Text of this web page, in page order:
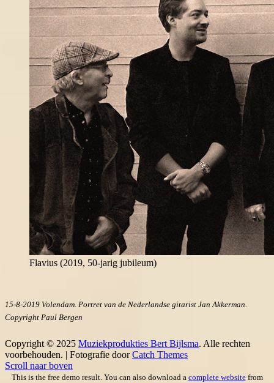
Flavius (2019, 50-jarig jubileum)
15-8-2019 Volendam. Portret van de Nederlandse gitarist Jan Akkerman.
Copyright Paul Bergen
Copyright © 2025 Muziekprodukties Bert Bijlsma. Alle rechten
voorbehouden. | Fotografie doorCatch Themes
Scroll naar boven
This is the free demo result. You can also download a complete websitefrom